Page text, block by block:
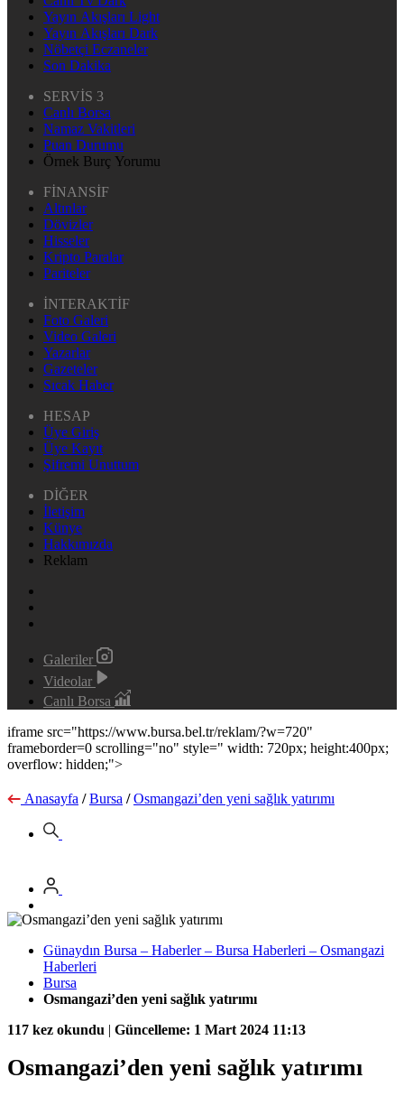
Yayın Akışları Light
Yayın Akışları Dark
Nöbetçi Eczaneler
Son Dakika
SERVİS 3
Canlı Borsa
Namaz Vakitleri
Puan Durumu
Örnek Burç Yorumu
FİNANSİF
Altınlar
Dövizler
Hisseler
Kripto Paralar
Pariteler
İNTERAKTİF
Foto Galeri
Video Galeri
Yazarlar
Gazeteler
Sıcak Haber
HESAP
Üye Giriş
Üye Kayıt
Şifremi Unuttum
DİĞER
İletişim
Künye
Hakkımızda
Reklam
Galeriler
Videolar
Canlı Borsa
iframe src="https://www.bursa.bel.tr/reklam/?w=720"
frameborder=0 scrolling="no" style=" width: 720px; height:400px;
overflow: hidden;">
Anasayfa / Bursa / Osmangazi’den yeni sağlık yatırımı
Günaydın Bursa – Haberler – Bursa Haberleri – Osmangazi
Haberleri
Bursa
Osmangazi’den yeni sağlık yatırımı
117 kez okundu | Güncelleme: 1 Mart 2024 11:13
Osmangazi’den yeni sağlık yatırımı